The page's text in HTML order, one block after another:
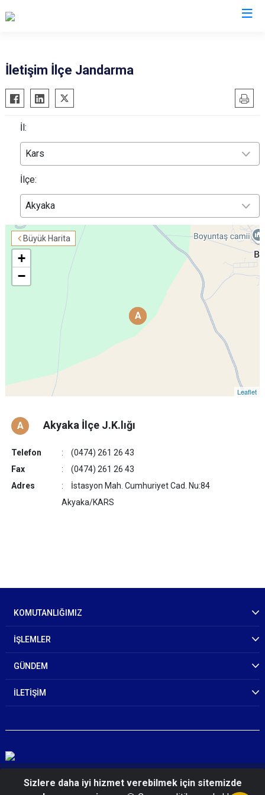
İletişim İlçe Jandarma
İl:
Kars
İlçe:
Akyaka
Büyük Harita
A
A
+
−
Leaflet
A Akyaka İlçe J.K.lığı
Telefon
(0474) 261 26 43
Fax
(0474) 261 26 43
Adres
İstasyon Mah. Cumhuriyet Cad. Nu:84
Akyaka/KARS
KOMUTANLIĞIMIZ
İŞLEMLER
GÜNDEM
İLETİŞİM
© 2026 Kars İl Jandarma Komutanlığı
Sizlere daha iyi hizmet verebilmek için sitemizde